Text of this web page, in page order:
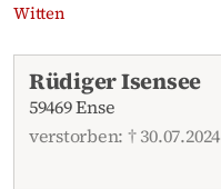
Witten
Aktuelle Traueranzeigen
Rüdiger Isensee
59469 Ense
verstorben: † 30.07.2024